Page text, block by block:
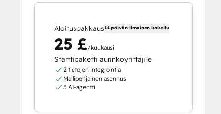
Aloituspakkaus14 päivän ilmainen kokeilu
25 £/kuukausi
Starttipaketti aurinkoyrittäjille
2 tietojen integrointia
Mallipohjainen asennus
5 AI-agentti